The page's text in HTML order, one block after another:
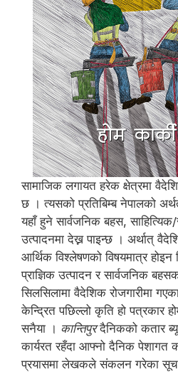
सामाजिक लगायत हरेक क्षेत्रमा
छ । त्यसको प्रतिबिम्ब नेपालको
यहाँ हुने सार्वजनिक बहस, साहित्यिक/
उत्पादनमा देख्न पाइन्छ । अर्थात्
आर्थिक विश्लेषणको विषयमात्र होइन
प्राज्ञिक उत्पादन र सार्वजनिक
सिलसिलामा वैदेशिक रोजगारीमा
केन्द्रित पछिल्लो कृति हो पत्रकार
सनैया । कान्तिपुरदैनिकको कतार
कार्यरत रहँदा आफ्नो दैनिक पेशागत
प्रयासमा लेखकले संकलन गरेका